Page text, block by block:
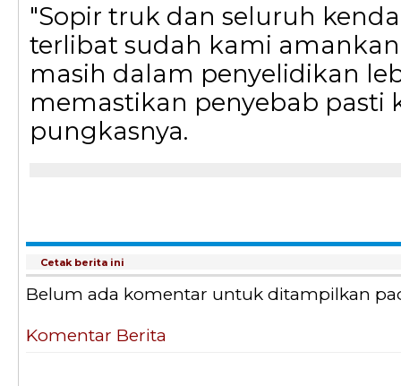
"Sopir truk dan seluruh
terlibat sudah kami
masih dalam penyelidikan
memastikan penyebab pasti
pungkasnya.
Cetak berita ini
Belum ada komentar untuk ditampilkan
Komentar Berita